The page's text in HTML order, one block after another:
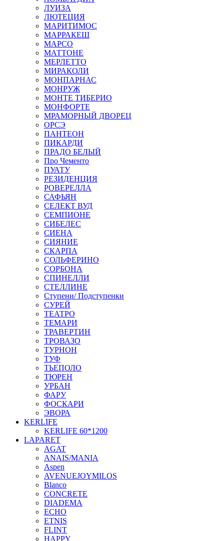
ЛУИЗА
ЛЮТЕЦИЯ
МАРИТИМОС
МАРРАКЕШ
МАРСО
МАТТОНЕ
МЕРЛЕТТО
МИРАКОЛИ
МОНПАРНАС
МОНРУЖ
МОНТЕ ТИБЕРИО
МОНФОРТЕ
МРАМОРНЫЙ ДВОРЕЦ
ОРСЭ
ПАНТЕОН
ПИКАРДИ
ПРАДО БЕЛЫЙ
Про Чементо
ПУАТУ
РЕЗИДЕНЦИЯ
РОВЕРЕЛЛА
САФЬЯН
СЕЛЕКТ ВУД
СЕМПИОНЕ
СИБЕЛЕС
СИЕНА
СИЯНИЕ
СКАРПА
СОЛЬФЕРИНО
СОРБОНА
СПИНЕЛЛИ
СТЕЛЛИНЕ
Ступени/ Подступенки
СУРЕЙ
ТЕАТРО
ТЕМАРИ
ТРАВЕРТИН
ТРОВАЗО
ТУРНОН
ТУФ
ТЬЕПОЛО
ТЮРЕН
УРБАН
ФАРУ
ФОСКАРИ
ЭВОРА
KERLIFE
KERLIFE 60*1200
LAPARET
AGAT
ANAIS/MANIA
Aspen
AVENUEJOYMILOS
Blanco
CONCRETE
DIADEMA
ECHO
ETNIS
FLINT
HAPPY